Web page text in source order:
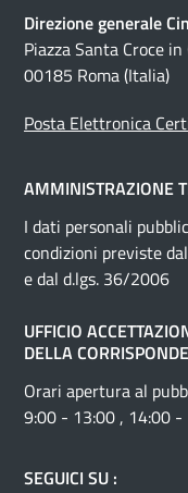
Direzione generale
Piazza Santa Croce
00185 Roma (Italia)
Posta Elettronica
AMMINISTRAZIONE
I dati personali
condizioni previste
e dal d.lgs. 36/2006
UFFICIO
DELLA
Orari apertura al
9:00 - 13:00 , 14:00 -
SEGUICI SU :